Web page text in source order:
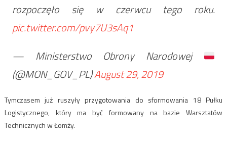
rozpoczęło się w czerwcu tego roku.
pic.twitter.com/pvy7U3sAq1
— Ministerstwo Obrony Narodowej
(@MON_GOV_PL)August 29, 2019
Tymczasem już ruszyły przygotowania do sformowania 18 Pułku
Logistycznego, który ma być formowany na bazie Warsztatów
Technicznych w Łomży.